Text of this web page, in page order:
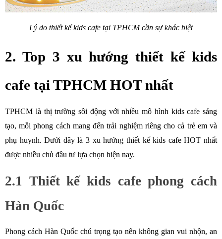
Lý do thiết kế kids cafe tại TPHCM cần sự khác biệt
2. Top 3 xu hướng thiết kế kids
cafe tại TPHCM HOT nhất
TPHCM là thị trường sôi động với nhiều mô hình kids cafe sáng
tạo, mỗi phong cách mang đến trải nghiệm riêng cho cả trẻ em và
phụ huynh. Dưới đây là 3 xu hướng thiết kế kids cafe HOT nhất
được nhiều chủ đầu tư lựa chọn hiện nay.
2.1 Thiết kế kids cafe phong cách
Hàn Quốc
Phong cách Hàn Quốc chú trọng tạo nên không gian vui nhộn, an